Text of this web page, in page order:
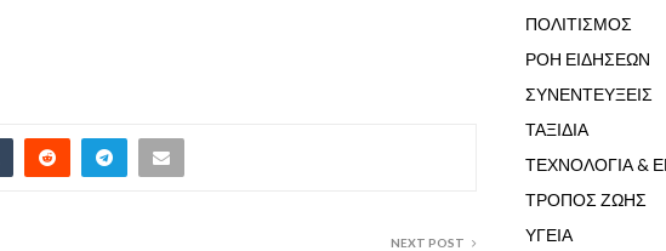
NEXT POST
ΠΟΛΙΤΙΣΜΟΣ
ΡΟΗ ΕΙΔΗΣΕΩΝ
ΣΥΝΕΝΤΕΥΞΕΙΣ
ΤΑΞΙΔΙΑ
ΤΕΧΝΟΛΟΓΙΑ &
ΤΡΟΠΟΣ ΖΩΗΣ
ΥΓΕΙΑ